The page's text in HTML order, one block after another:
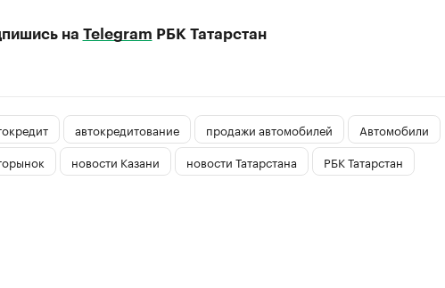
на Telegram РБК Татарстан
автокредитование продажи автомобилей
Автомобили
новости Казани новости Татарстана РБК Татарстан